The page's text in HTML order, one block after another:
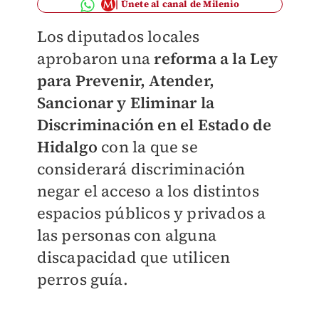
Únete al canal de Milenio
Los diputados locales
aprobaron unareforma a la Ley
para Prevenir, Atender,
Sancionar y Eliminar la
Discriminación en el Estado de
Hidalgo con la que se
considerará discriminación
negar el acceso a los distintos
espacios públicos y privados a
las personas con alguna
discapacidad que utilicen
perros guía.